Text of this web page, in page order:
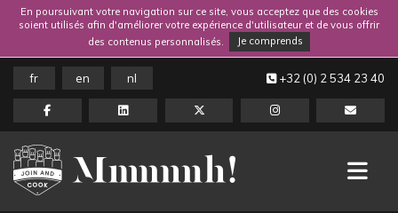
En poursuivant votre navigation sur ce site, vous acceptez que des cookies
soient utilisés afin d'améliorer votre expérience d'utilisateur et de vous offrir
des contenus personnalisés.
Je comprends
fr en nl +32 (0) 2 534 23 40